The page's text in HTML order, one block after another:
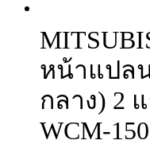
หน้าแปล
กลาง) 2
WCM-